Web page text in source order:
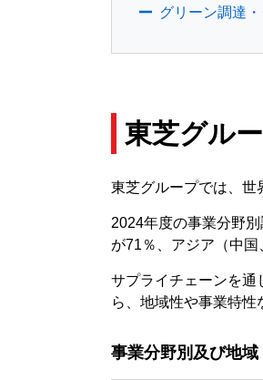
グリーン調達
東芝グル
東芝グループでは、世
2024年度の事業分野
が71％、アジア（中国
サプライチェーンを通
ら、地域性や事業特性
事業分野別及び地域